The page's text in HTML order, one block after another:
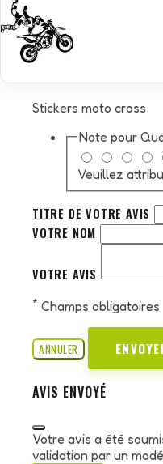
Stickers moto cross
Note pour
Veuillez
TITRE DE VOTRE AVIS
VOTRE NOM
VOTRE AVIS
* Champs obligatoires
ANNULER
AVIS ENVOYÉ
Votre avis a été
validation par un